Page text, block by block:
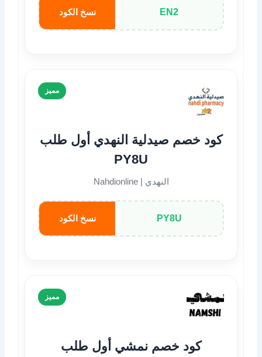
EN2 نسخ الكود
مميز
كود خصم صيدلية النهدي أول طلب
PY8U
النهدي | Nahdionline
PY8U نسخ الكود
مميز
كود خصم نمشي أول طلب